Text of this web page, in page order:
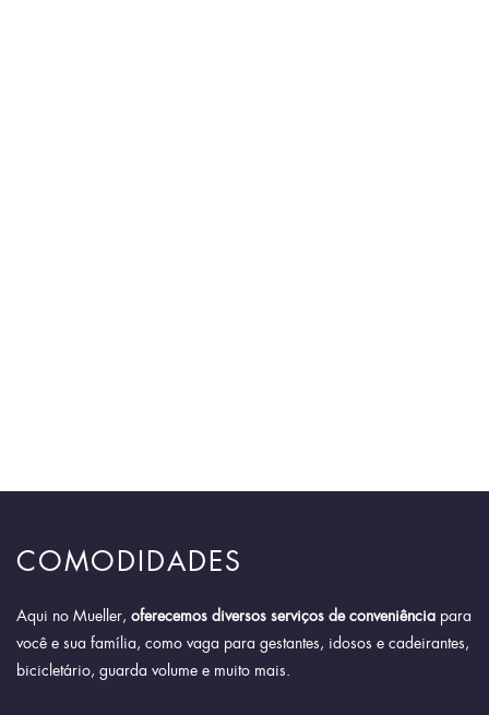
COMODIDADES
Aqui no Mueller, oferecemos diversos serviços de conveniência para
você e sua família, como vaga para gestantes, idosos e cadeirantes,
bicicletário, guarda volume e muito mais.